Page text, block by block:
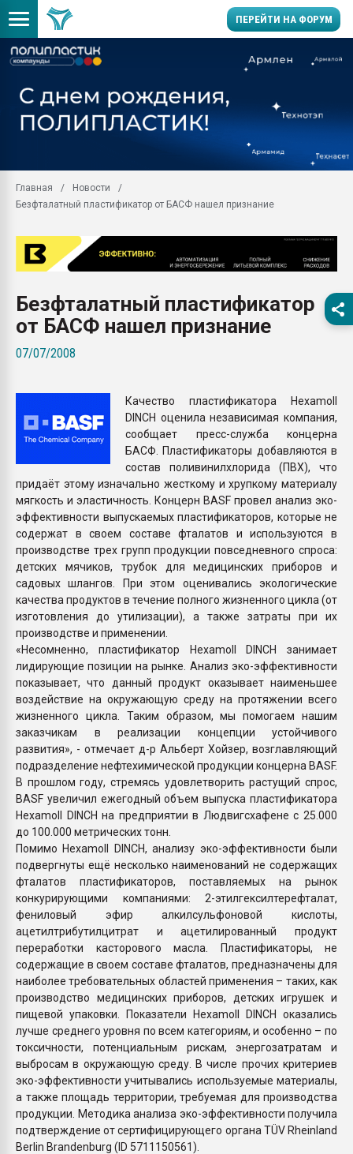
ПЕРЕЙТИ НА ФОРУМ
Вакуум-формовочные
28.07.2026
Всё, что касается
бутылок
Материал поверхности
вакуумного
ПЕРЕЙТИ НА
Главная
Новости
Безфталатный пластификатор от БАСФ нашел признание
Безфталатный пластификатор
от БАСФ нашел признание
07/07/2008
Качество пластификатора Hexamoll
DINCH оценила независимая компания,
сообщает пресс-служба концерна
БАСФ. Пластификаторы добавляются в
состав поливинилхлорида (ПВХ), что
придаёт этому изначально жесткому и хрупкому материалу
мягкость и эластичность. Концерн BASF провел анализ эко-
эффективности выпускаемых пластификаторов, которые не
содержат в своем составе фталатов и используются в
производстве трех групп продукции повседневного спроса:
детских мячиков, трубок для медицинских приборов и
садовых шлангов. При этом оценивались экологические
качества продуктов в течение полного жизненного цикла (от
изготовления до утилизации), а также затраты при их
производстве и применении.
«Несомненно, пластификатор Hexamoll DINCH занимает
лидирующие позиции на рынке. Анализ эко-эффективности
показывает, что данный продукт оказывает наименьшее
воздействие на окружающую среду на протяжении всего
жизненного цикла. Таким образом, мы помогаем нашим
заказчикам в реализации концепции устойчивого
развития», - отмечает д-р Альберт Хойзер, возглавляющий
подразделение нефтехимической продукции концерна BASF.
В прошлом году, стремясь удовлетворить растущий спрос,
BASF увеличил ежегодный объем выпуска пластификатора
Hexamoll DINCH на предприятии в Людвигсхафене с 25.000
до 100.000 метрических тонн.
Помимо Hexamoll DINCH, анализу эко-эффективности были
подвергнуты ещё несколько наименований не содержащих
фталатов пластификаторов, поставляемых на рынок
конкурирующими компаниями: 2-этилгексилтерефталат,
фениловый эфир алкилсульфоновой кислоты,
ацетилтрибутилцитрат и ацетилированный продукт
переработки касторового масла. Пластификаторы, не
содержащие в своем составе фталатов, предназначены для
наиболее требовательных областей применения – таких, как
производство медицинских приборов, детских игрушек и
пищевой упаковки. Показатели Hexamoll DINCH оказались
лучше среднего уровня по всем категориям, и особенно – по
токсичности, потенциальным рискам, энергозатратам и
выбросам в окружающую среду. В числе прочих критериев
эко-эффективности учитывались используемые материалы,
а также площадь территории, требуемая для производства
продукции. Методика анализа эко-эффективности получила
подтверждение от сертифицирующего органа TÜV Rheinland
Berlin Brandenburg (ID 5711150561).